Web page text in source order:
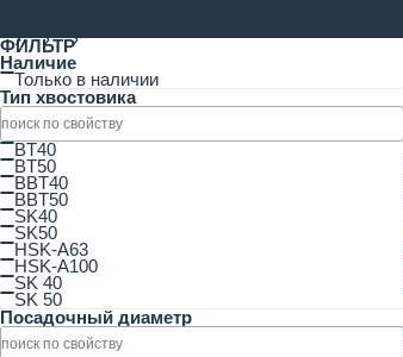
ФИЛЬТР
Наличие
Только в наличии
Тип хвостовика
BT40
BT50
BBT40
BBT50
SK40
SK50
HSK-A63
HSK-A100
SK 40
SK 50
Посадочный диаметр